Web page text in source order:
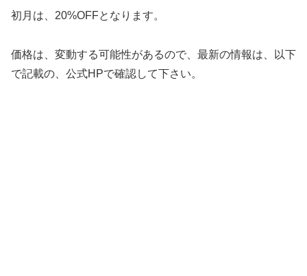
初月は、20%OFFとなります。
価格は、変動する可能性があるので、最新の情報は、以下
で記載の、公式HPで確認して下さい。